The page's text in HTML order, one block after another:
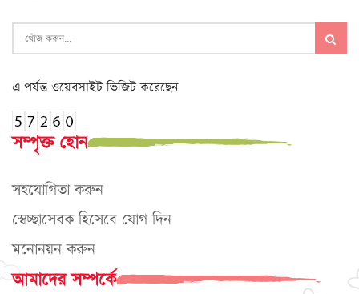
এ পর্যন্ত ওয়েবসাইট ভিজিট করেছেন
সম্পৃক্ত হোন
সহযোগিতা করুন
স্বেচ্ছাসেবক হিসেবে যোগ দিন
মনোনয়ন করুন
আমাদের সম্পর্কে